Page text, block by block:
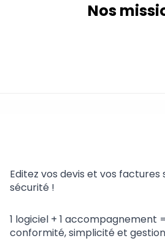
Nos
Editez vos devis et vos
sécurité !
1 logiciel + 1 accompagnement
conformité, simplicité et gestion